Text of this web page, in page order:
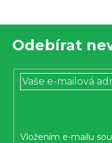
5,0
z 5
Odebírat
Vložením e-mailu